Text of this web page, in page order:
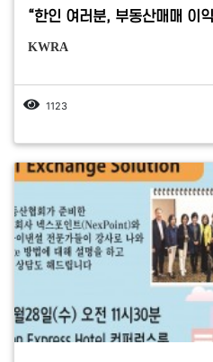
“한인 여러분, 부동산매매 이
KWRA
1123